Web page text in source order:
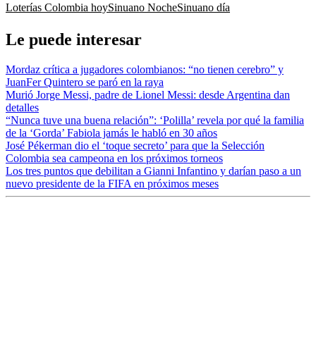
Loterías Colombia hoySinuano NocheSinuano día
Le puede interesar
Mordaz crítica a jugadores colombianos: “no tienen cerebro” y
JuanFer Quintero se paró en la raya
Murió Jorge Messi, padre de Lionel Messi: desde Argentina dan
detalles
“Nunca tuve una buena relación”: ‘Polilla’ revela por qué la familia
de la ‘Gorda’ Fabiola jamás le habló en 30 años
José Pékerman dio el ‘toque secreto’ para que la Selección
Colombia sea campeona en los próximos torneos
Los tres puntos que debilitan a Gianni Infantino y darían paso a un
nuevo presidente de la FIFA en próximos meses